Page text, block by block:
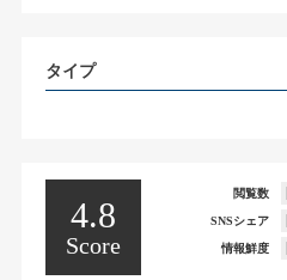
タイプ
4.8
Score
閲覧数
SNSシェア
情報鮮度